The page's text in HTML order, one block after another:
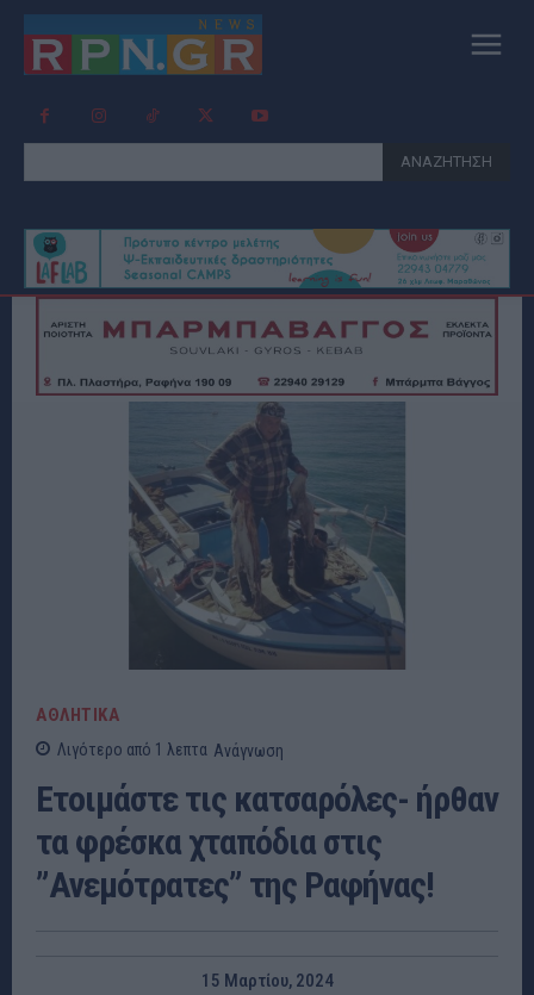
ΑΝΑΖΗΤΗΣΗ
ΑΘΛΗΤΙΚΑ
Λιγότερο από 1 λεπτα Ανάγνωση
Ετοιμάστε τις κατσαρόλες- ήρθαν
τα φρέσκα χταπόδια στις
”Ανεμότρατες” της Ραφήνας!
15 Μαρτίου, 2024